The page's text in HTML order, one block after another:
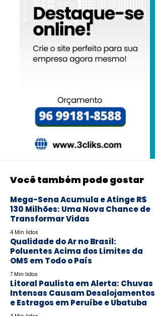
Você também pode gostar
Mega-Sena Acumula e Atinge R$
130 Milhões: Uma Nova Chance de
Transformar Vidas
4 Min lidos
Qualidade do Ar no Brasil:
Poluentes Acima dos Limites da
OMS em Todo o País
7 Min lidos
Litoral Paulista em Alerta: Chuvas
Intensas Causam Desalojamentos
e Estragos em Peruíbe e Ubatuba